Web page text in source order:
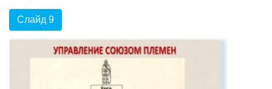
Слайд 9